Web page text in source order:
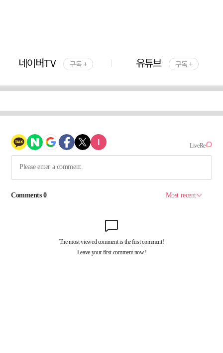
네이버TV 구독 + 유튜브 구독 +